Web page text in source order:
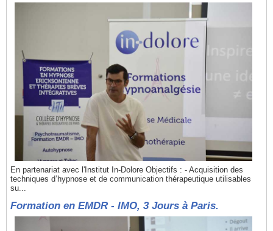
En partenariat avec l'Institut In-Dolore Objectifs : - Acquisition des
techniques d’hypnose et de communication thérapeutique utilisables
su...
Formation en EMDR - IMO, 3 Jours à Paris.